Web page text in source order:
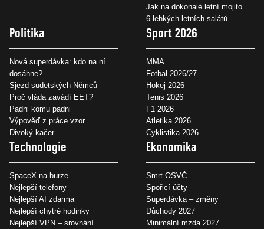
Jak na dokonalé letní mojito
6 lehkých letních salátů
Politika
Nová superdávka: kdo na ní
dosáhne?
Sjezd sudetských Němců
Proč vláda zavádí EET?
Padni komu padni
Výpověď z práce vzor
Divoký kačer
Sport 2026
MMA
Fotbal 2026/27
Hokej 2026
Tenis 2026
F1 2026
Atletika 2026
Cyklistika 2026
Technologie
SpaceX na burze
Nejlepší telefony
Nejlepší AI zdarma
Nejlepší chytré hodinky
Nejlepší VPN – srovnání
Ekonomika
Smrt OSVČ
Spořicí účty
Superdávka – změny
Důchody 2027
Minimální mzda 2027